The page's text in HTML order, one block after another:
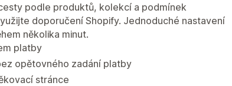
podle produktů, kolekcí a podmínek
doporučení Shopify. Jednoduché nastavení
několika minut.
platby
opětovného zadání platby
stránce